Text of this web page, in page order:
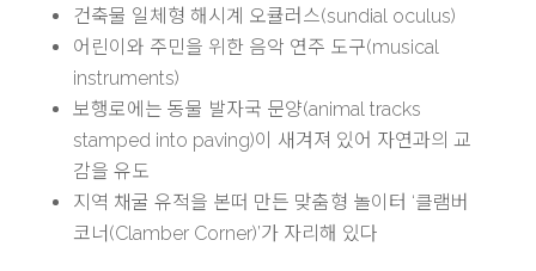
건축물 일체형 해시계 오큘러스(sundial oculus)
어린이와 주민을 위한 음악 연주 도구(musical
instruments)
보행로에는 동물 발자국 문양(animal tracks
stamped into paving)이 새겨져 있어 자연과의 교
감을 유도
지역 채굴 유적을 본떠 만든 맞춤형 놀이터 ‘클램버
코너(Clamber Corner)’가 자리해 있다